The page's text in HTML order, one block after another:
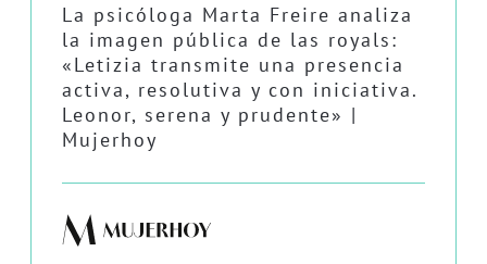
La psicóloga Marta Freire analiza
la imagen pública de las royals:
«Letizia transmite una presencia
activa, resolutiva y con iniciativa.
Leonor, serena y prudente» |
Mujerhoy